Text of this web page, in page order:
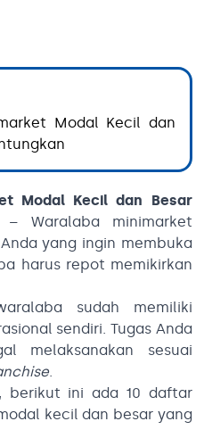
Modal Kecil dan
Modal Kecil dan Besar
– Waralaba minimarket
yang ingin membuka
harus repot memikirkan
sudah memiliki
sendiri. Tugas Anda
melaksanakan sesuai
.
berikut ini ada 10 daftar
kecil dan besar yang